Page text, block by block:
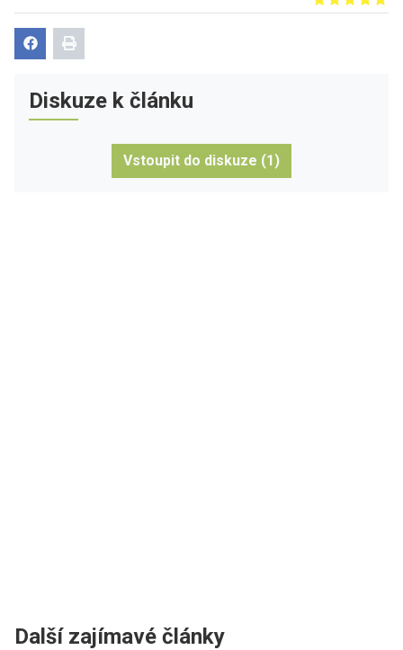
Diskuze k článku
Vstoupit do diskuze (1)
Další zajímavé články